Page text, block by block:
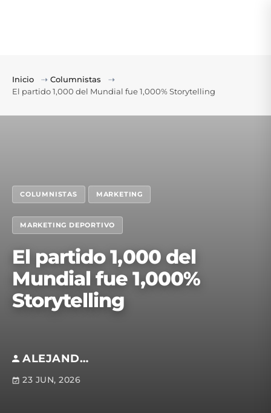
Inicio ⇢ Columnistas
⇢
El partido 1,000 del Mundial fue 1,000% Storytelling
COLUMNISTAS MARKETING
MARKETING DEPORTIVO
El partido 1,000 del
Mundial fue 1,000%
Storytelling
ALEJANDRO VALENCIA
23 JUN, 2026